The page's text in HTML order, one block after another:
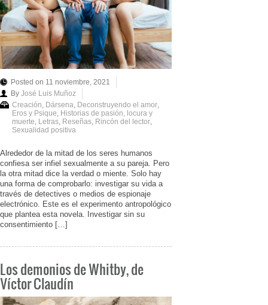
Posted on 11 noviembre, 2021
By José Luis Muñoz
Creación Dársena Deconstruyendo el amor
Eros y Psique Historias de pasión, locura y
muerte Letras Reseñas Rincón del lector
Sexualidad positiva
Alrededor de la mitad de los seres humanos
confiesa ser infiel sexualmente a su pareja. Pero
la otra mitad dice la verdad o miente. Solo hay
una forma de comprobarlo: investigar su vida a
través de detectives o medios de espionaje
electrónico. Este es el experimento antropológico
que plantea esta novela. Investigar sin su
consentimiento […]
Los demonios de Whitby, de
Víctor Claudín